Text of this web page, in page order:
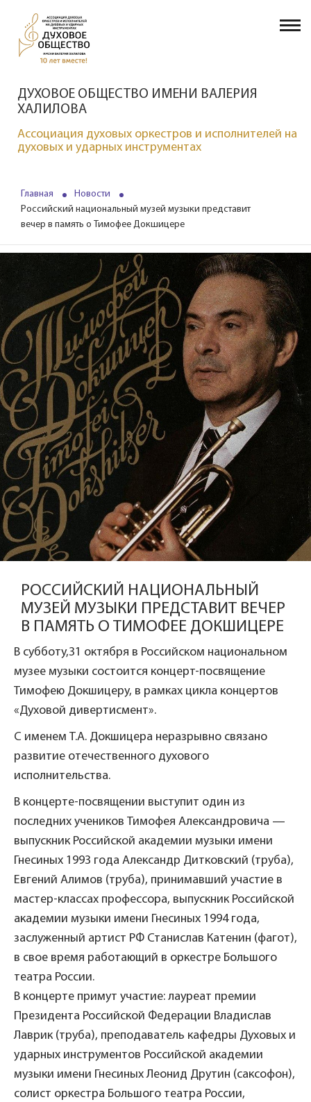
ДУХОВОЕ ОБЩЕСТВО ИМЕНИ ВАЛЕРИЯ
ХАЛИЛОВА
Ассоциация духовых оркестров и исполнителей на
духовых и ударных инструментах
Главная
Новости
Российский национальный музей музыки представит
вечер в память о Тимофее Докшицере
РОССИЙСКИЙ НАЦИОНАЛЬНЫЙ
МУЗЕЙ МУЗЫКИ ПРЕДСТАВИТ ВЕЧЕР
В ПАМЯТЬ О ТИМОФЕЕ ДОКШИЦЕРЕ
В субботу,31 октября в Российском национальном
музее музыки состоится концерт-посвящение
Тимофею Докшицеру, в рамках цикла концертов
«Духовой дивертисмент».
С именем Т.А. Докшицера неразрывно связано
развитие отечественного духового
исполнительства.
В концерте-посвящении выступит один из
последних учеников Тимофея Александровича —
выпускник Российской академии музыки имени
Гнесиных 1993 года Александр Дитковский (труба),
Евгений Алимов (труба), принимавший участие в
мастер-классах профессора, выпускник Российской
академии музыки имени Гнесиных 1994 года,
заслуженный артист РФ Станислав Катенин (фагот),
в свое время работающий в оркестре Большого
театра России.
В концерте примут участие: лауреат премии
Президента Российской Федерации Владислав
Лаврик (труба), преподаватель кафедры Духовых и
ударных инструментов Российской академии
музыки имени Гнесиных Леонид Друтин (саксофон),
солист оркестра Большого театра России,